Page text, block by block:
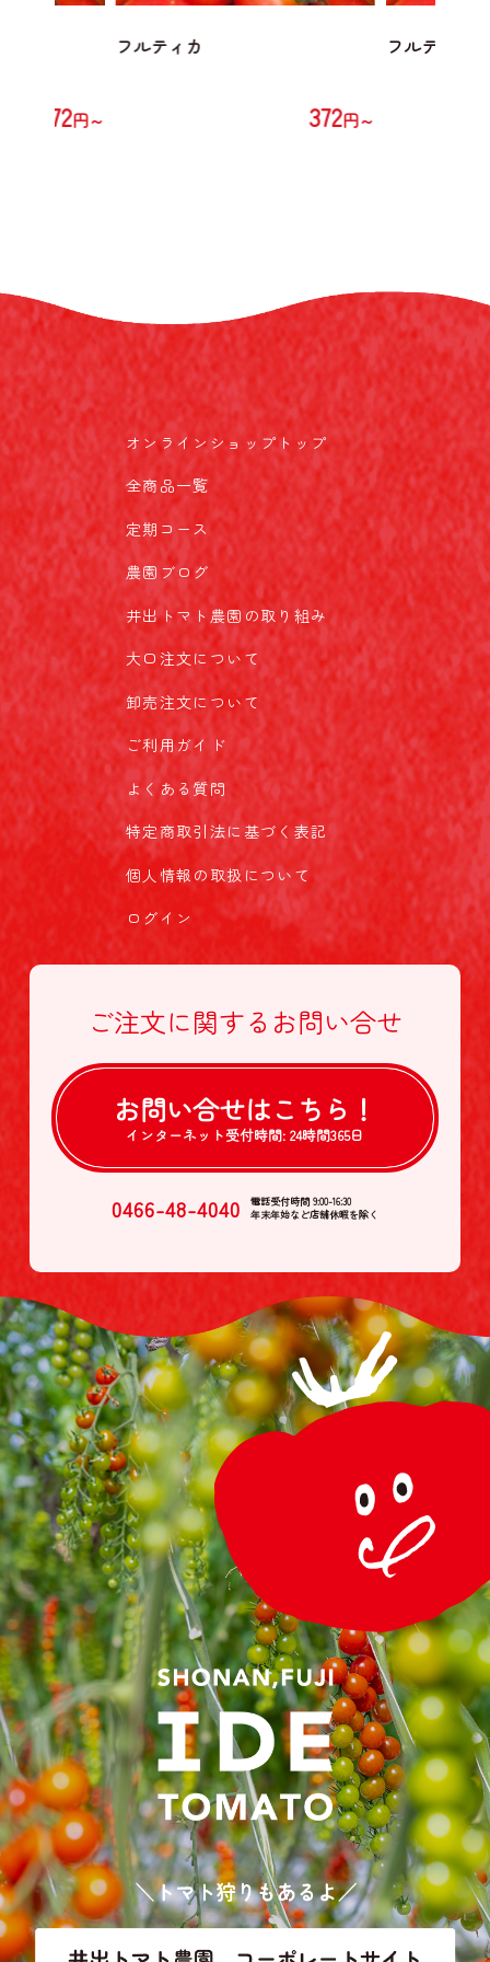
372円～
フルティカ
372円～
フルティカ
オンラインショップトップ
全商品一覧
定期コース
農園ブログ
井出トマト農園の取り組み
大口注文について
卸売注文について
ご利用ガイド
よくある質問
特定商取引法に基づく表記
個人情報の取扱について
ログイン
ご注文に関する お問い合せ
お問い合せはこちら！
インターネット受付時間: 24時間365日
0466-48-4040
電話受付時間 9:00-16:30
年末年始など店舗休暇を除く